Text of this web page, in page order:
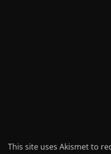
This site uses Akismet to